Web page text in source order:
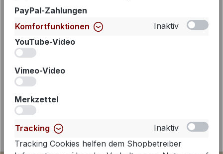
Dieses blau gestreifte Snoopy
Sweatshirt von Princess goes
Hollywood verbindet verspielten
PayPal-Zahlungen
Komfortfunktionen
Inaktiv
YouTube-Video
Vimeo-Video
Merkzettel
Tracking
Inaktiv
Tracking Cookies helfen dem Shopbetreiber